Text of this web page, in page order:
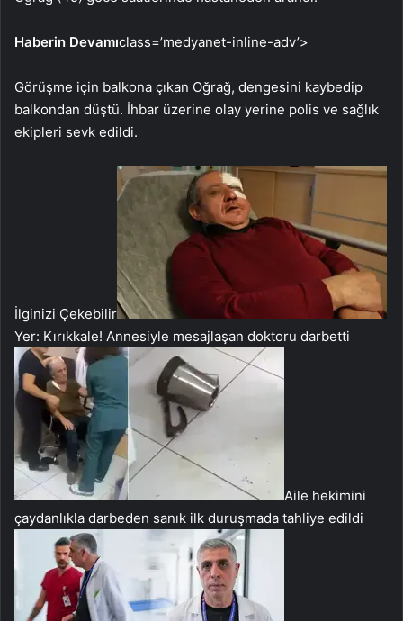
Haberin Devamıclass=’medyanet-inline-adv’>
Görüşme için balkona çıkan Oğrağ, dengesini kaybedip
balkondan düştü. İhbar üzerine olay yerine polis ve sağlık
ekipleri sevk edildi.
İlginizi Çekebilir
Yer: Kırıkkale! Annesiyle mesajlaşan doktoru darbetti
Aile hekimini
çaydanlıkla darbeden sanık ilk duruşmada tahliye edildi